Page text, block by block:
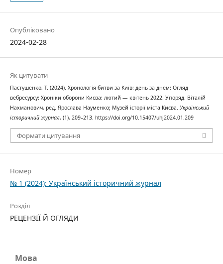
Опубліковано
2024-02-28
Як цитувати
Пастушенко, Т. (2024). Хронологія битви за Київ: день за днем: Огляд
вебресурсу: Хроніки оборони Києва: лютий — квітень 2022. Упоряд. Віталій
Нахманович, ред. Ярослава Науменко; Музей історії міста Києва. Український
історичний журнал, (1), 209–213. https://doi.org/10.15407/uhj2024.01.209
Формати цитування
Номер
№ 1 (2024): Український історичний журнал
Розділ
РЕЦЕНЗІЇ Й ОГЛЯДИ
Мова